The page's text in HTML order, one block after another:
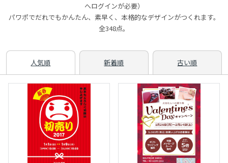
へログインが必要）
パワポでだれでもかんたん、素早く、本格的なデザインがつくれます。
全348点。
人気順 新着順 古い順